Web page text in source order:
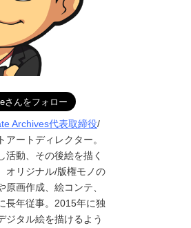
Archives代表取締役/
ートディレクター。
活動、その後絵を描く
オリジナル/版権モノの
画作成、絵コンテ、
長年従事。2015年に独
ジタル絵を描けるよう